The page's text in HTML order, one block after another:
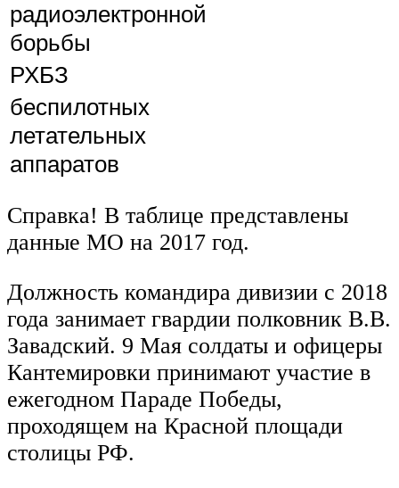
радиоэлектронной
борьбы
РХБЗ
беспилотных
летательных
аппаратов
Справка! В таблице представлены
данные МО на 2017 год.
Должность командира дивизии с 2018
года занимает гвардии полковник В.В.
Завадский. 9 Мая солдаты и офицеры
Кантемировки принимают участие в
ежегодном Параде Победы,
проходящем на Красной площади
столицы РФ.